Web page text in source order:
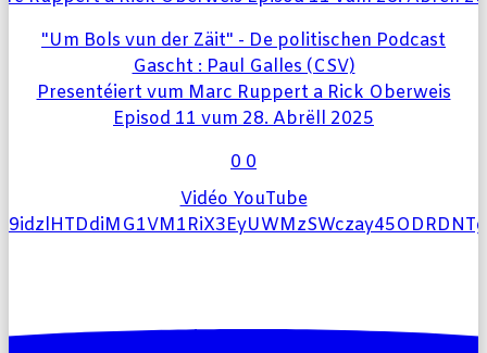
"Um Bols vun der Zäit" - De politischen Podcast
Gascht : Paul Galles (CSV)
Presentéiert vum Marc Ruppert a Rick Oberweis
Episod 11 vum 28. Abrëll 2025
0 0
Vidéo YouTube